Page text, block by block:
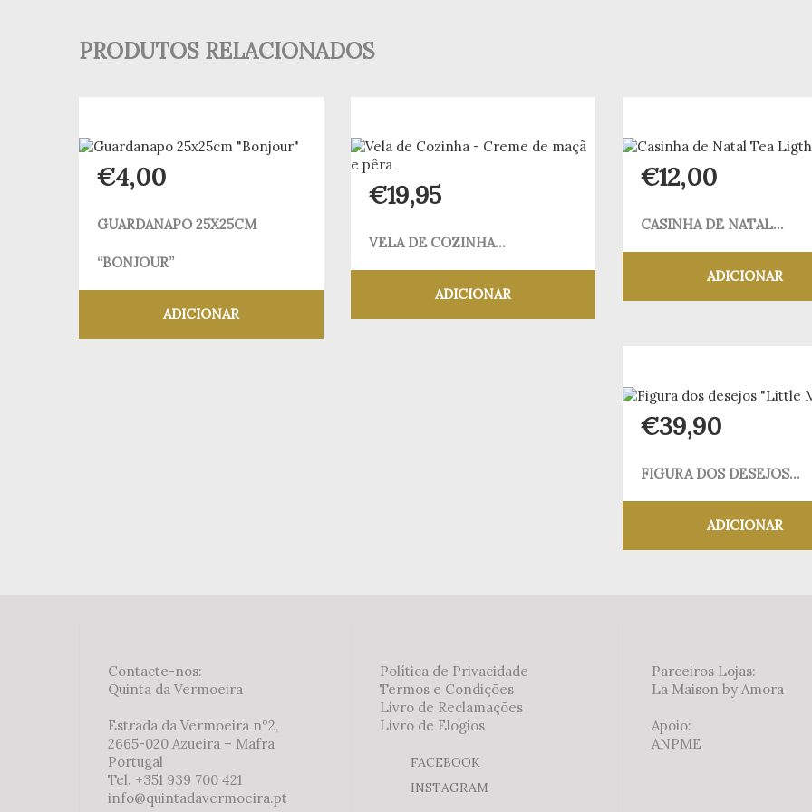
PRODUTOS RELACIONADOS
€4,00
GUARDANAPO 25X25CM
“BONJOUR”
ADICIONAR
€19,95
VELA DE COZINHA...
ADICIONAR
€12,00
CASINHA DE NATAL...
ADICIONAR
€39,90
FIGURA DOS DESEJOS...
ADICIONAR
Contacte-nos:
Quinta da Vermoeira
Estrada da Vermoeira nº2,
2665-020 Azueira – Mafra
Portugal
Tel. +351 939 700 421
info@quintadavermoeira.pt
Política de Privacidade
Termos e Condições
Livro de Reclamações
Livro de Elogios
FACEBOOK
INSTAGRAM
Parceiros Lojas:
La Maison by Amora
Apoio:
ANPME